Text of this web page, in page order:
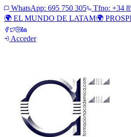
WhatsApp: 695 750 305
Tfno: +34
🌍 EL MUNDO DE LATAM🌍
Acceder